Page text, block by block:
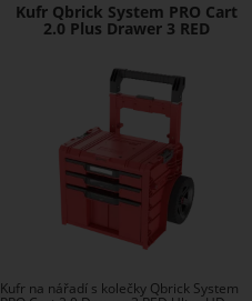
Kufr Qbrick System PRO Cart
2.0 Plus Drawer 3 RED
Kufr na nářadí s kolečky Qbrick System